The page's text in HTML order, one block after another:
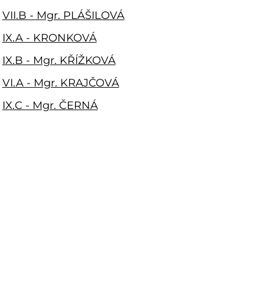
VII.B - Mgr. PLÁŠILOVÁ
IX.A - KRONKOVÁ
IX.B - Mgr. KŘÍŽKOVÁ
VI.A - Mgr. KRAJČOVÁ
IX.C - Mgr. ČERNÁ